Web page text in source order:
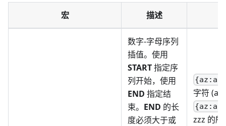
宏 描述
数字-字母序列
插值。使用
START指定序
列开始，使用
END 指定结
束。 END 的长
度必须大于或
字符 (a,
zzz 的所